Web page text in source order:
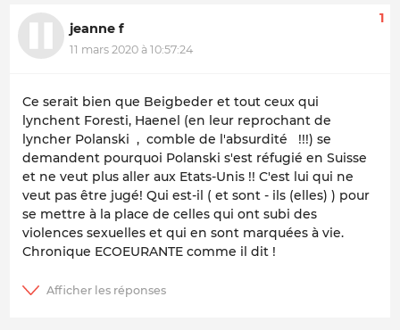
jeanne f
11 mars 2020 à 10:57:24
1
Ce serait bien que Beigbeder et tout ceux qui
lynchent Foresti, Haenel (en leur reprochant de
lyncher Polanski , comble de l'absurdité !!!) se
demandent pourquoi Polanski s'est réfugié en Suisse
et ne veut plus aller aux Etats-Unis !! C'est lui qui ne
veut pas être jugé! Qui est-il ( et sont - ils (elles) ) pour
se mettre à la place de celles qui ont subi des
violences sexuelles et qui en sont marquées à vie.
Chronique ECOEURANTE comme il dit !